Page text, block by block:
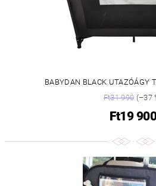
BABYDAN BLACK UTAZÓÁGY
Ft31 990(–37
Ft19